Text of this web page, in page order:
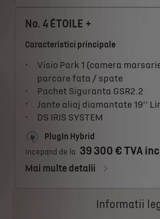
No. 4 ÉTOILE +
Caracteristici principale
Visio Park 1 (camera
parcare fata / spate
Pachet Siguranta GSR2.2
Jante aliaj diamantate 19’’
DS IRIS SYSTEM
PlugIn Hybrid
Incepand de la 39 300 € TVA
Mai multe detalii
Informatii